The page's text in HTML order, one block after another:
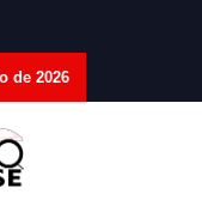
de 2026